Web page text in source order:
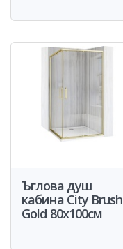
Ъглова душ
кабина City Brush
Gold 80x100см